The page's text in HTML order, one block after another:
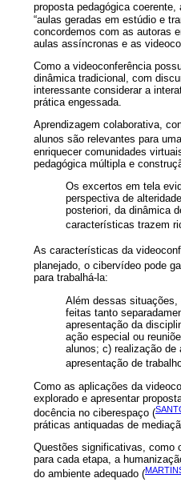
proposta pedagógica
“aulas geradas em estúdio e
concordemos com as autoras
aulas assíncronas e as
Como a videoconferência
dinâmica tradicional, com
interessante considerar a
prática engessada.
Aprendizagem colaborativa,
alunos são relevantes para
enriquecer comunidades
pedagógica múltipla e
Os excertos em tela
perspectiva de
posteriori, da dinâmica
características trazem
As características da
planejado, o cibervídeo pode
para trabalhá-la:
Além dessas situações,
feitas tanto
apresentação da
ação especial ou
alunos; c) realização
apresentação de
Como as aplicações da
explorado e apresentar
docência no ciberespaço (
práticas antiquadas de
Questões significativas, como
para cada etapa, a
do ambiente adequado (